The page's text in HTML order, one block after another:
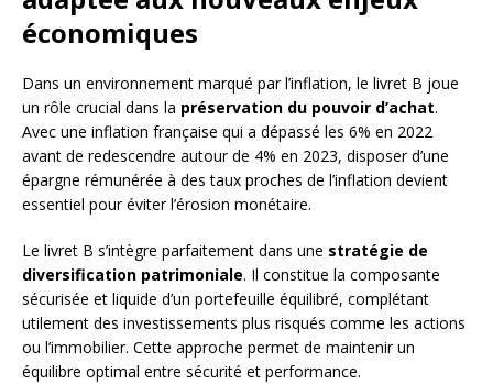
économiques
Dans un environnement marqué par l’inflation, le livret B joue
un rôle crucial dans la préservation du pouvoir d’achat.
Avec une inflation française qui a dépassé les 6% en 2022
avant de redescendre autour de 4% en 2023, disposer d’une
épargne rémunérée à des taux proches de l’inflation devient
essentiel pour éviter l’érosion monétaire.
Le livret B s’intègre parfaitement dans une stratégie de
diversification patrimoniale. Il constitue la composante
sécurisée et liquide d’un portefeuille équilibré, complétant
utilement des investissements plus risqués comme les actions
ou l’immobilier. Cette approche permet de maintenir un
équilibre optimal entre sécurité et performance.